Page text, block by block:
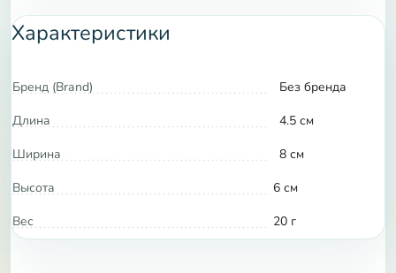
получаете не только практичный и надежный
инструмент, но и возможность сосредоточиться на
преимуществах сами!
Характеристики
Бренд (Brand)
Без бренда
Длина
4.5 см
Ширина
8 см
Высота
6 см
Вес
20 г